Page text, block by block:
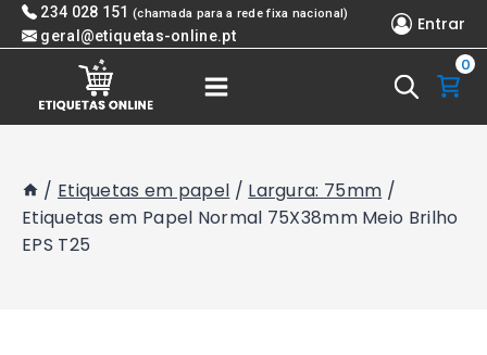
Skip 234 028 151 (chamada para a rede fixa nacional)
geral@etiquetas-online.pt
Entrar
0
/ Etiquetas em papel / Largura: 75mm /
Etiquetas em Papel Normal 75X38mm Meio Brilho
EPS T25